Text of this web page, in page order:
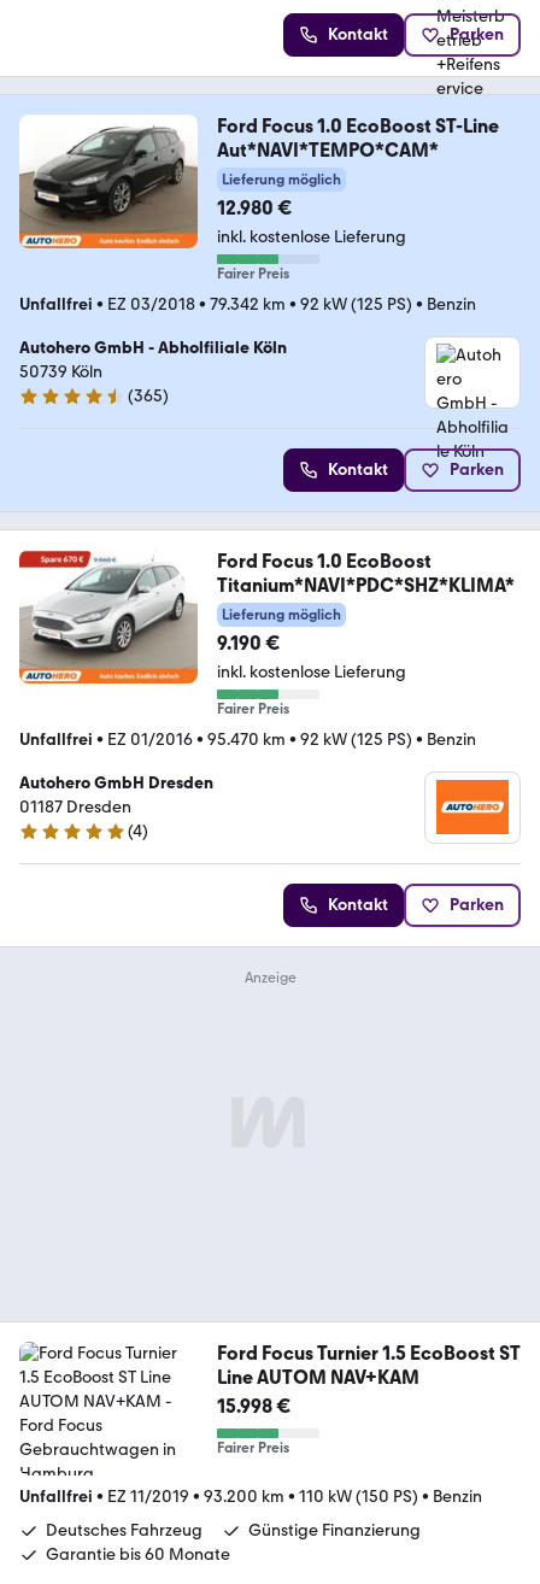
Kontakt Parken
Ford Focus 1.0 EcoBoost ST-Line
Aut*NAVI*TEMPO*CAM*
Lieferung möglich
12.980 €
inkl. kostenlose Lieferung
Fairer Preis
Unfallfrei • EZ 03/2018• 79.342 km • 92 kW (125 PS) • Benzin
Autohero GmbH - Abholfiliale Köln
50739 Köln
4.6 Sterne
(365)
Kontakt Parken
Ford Focus 1.0 EcoBoost
Titanium*NAVI*PDC*SHZ*KLIMA*
Lieferung möglich
9.190 €
inkl. kostenlose Lieferung
Fairer Preis
Unfallfrei • EZ 01/2016• 95.470 km • 92 kW (125 PS) • Benzin
Autohero GmbH Dresden
01187 Dresden
5 Sterne
(4)
Kontakt Parken
Ford Focus Turnier 1.5 EcoBoost ST
Line AUTOM NAV+KAM
15.998 €
Fairer Preis
Unfallfrei • EZ 11/2019 • 93.200 km • 110 kW (150 PS) • Benzin
Deutsches Fahrzeug
Günstige Finanzierung
Garantie bis 60 Monate